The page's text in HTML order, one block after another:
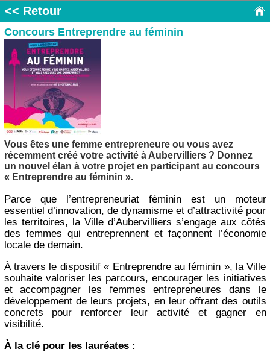
<< Retour
Concours Entreprendre au féminin
Vous êtes une femme entrepreneure ou vous avez
récemment créé votre activité à Aubervilliers ? Donnez
un nouvel élan à votre projet en participant au concours
« Entreprendre au féminin ».
Parce que l’entrepreneuriat féminin est un moteur
essentiel d’innovation, de dynamisme et d’attractivité pour
les territoires, la Ville d’Aubervilliers s’engage aux côtés
des femmes qui entreprennent et façonnent l’économie
locale de demain.
À travers le dispositif « Entreprendre au féminin », la Ville
souhaite valoriser les parcours, encourager les initiatives
et accompagner les femmes entrepreneures dans le
développement de leurs projets, en leur offrant des outils
concrets pour renforcer leur activité et gagner en
visibilité.
À la clé pour les lauréates :